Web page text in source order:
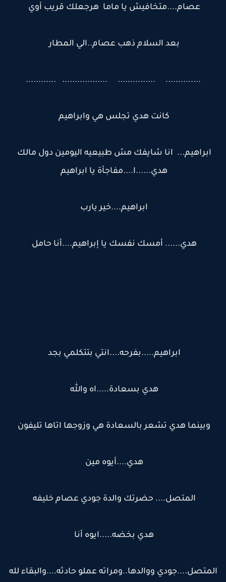
عصام....متخافيش يا ماما هرجعلك قريب أوي
بعد السلام ذهب عصام..الي المطار
.............. ............... .................. ............
كانت هدي تجلس هي وابراهيم
ابراهيم... انا شايفك مش طبيعيه اليومين دول مالك
هدي......ا....مفاجأة يا ابراهيم
ابراهيم....خير يارب
هدي...... أمسك نفسك يا إبراهيم....أنا حامل
ابراهيم.....بفرحه....انتي بتتكلمي بجد
هدي بسعادة.....اه والله
وبينما هدي تشعر بالسعادة هي وزوجها اتاها تليفون
هدي....أيوه مين
المتصل.... حضرتك والدة جودي عصام خليفه
هدي بخضه.....ايوه أنا
المتصل....جودي ووالدها..ومراته عملو حادثه....والبقاء لله